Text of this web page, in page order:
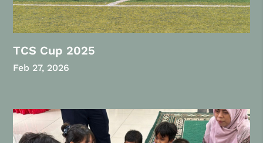
TCS Cup 2025
Feb 27, 2026